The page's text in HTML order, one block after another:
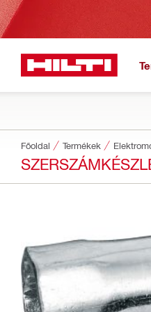
Főoldal Termékek